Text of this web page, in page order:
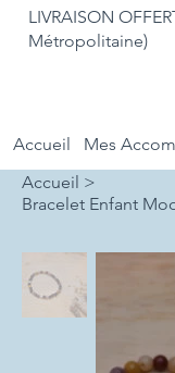
LIVRAISON
Métropolitaine)
Accueil Mes
Accueil >